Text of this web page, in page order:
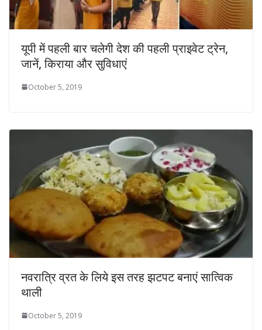
यूपी में पहली बार चलेगी देश की पहली प्राइवेट ट्रेन,
जानें, किराया और सुविधाएं
October 5, 2019
नवरात्रि व्रत के लिये इस तरह झटपट बनाएं सात्विक
थाली
October 5, 2019